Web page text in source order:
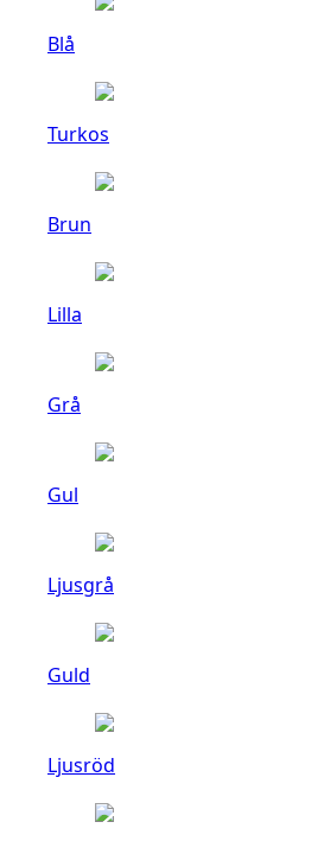
Blå
Turkos
Brun
Lilla
Grå
Gul
Ljusgrå
Guld
Ljusröd